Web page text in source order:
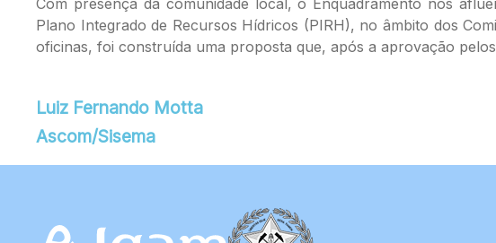
Com presença da comunidade local, o Enquadramento nos
Plano Integrado de Recursos Hídricos (PIRH), no âmbito dos
oficinas, foi construída uma proposta que, após a aprovação
Luiz Fernando Motta
Ascom/Sisema